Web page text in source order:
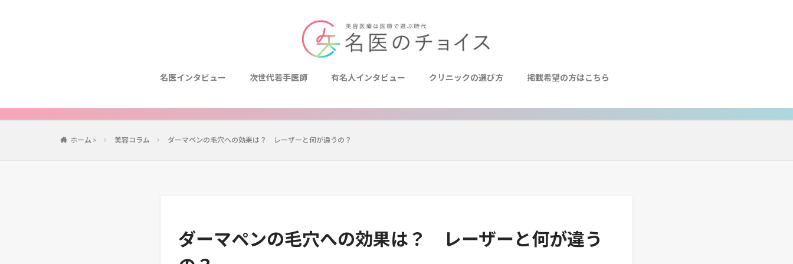
名医インタビュー 次世代若手医師 有名人インタビュー クリニックの選び方 掲載希望の方はこちら
ホーム > 美容コラム ダーマペンの毛穴への効果は？ レーザーと何が違うの？
ダーマペンの毛穴への効果は？ レーザーと何が違う